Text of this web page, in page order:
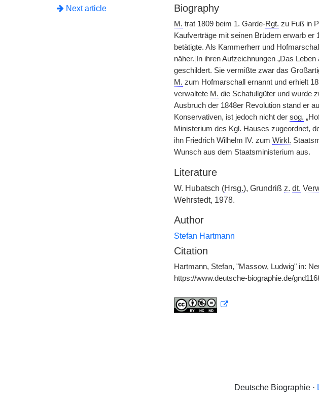
Next article
Biography
M. trat 1809 beim 1. Garde-Rgt. zu Fuß in
Kaufverträge mit seinen Brüdern erwarb
betätigte. Als Kammerherr und
näher.
In ihren Aufzeichnungen „Das Leben
geschildert. Sie vermißte zwar das
M. zum Hofmarschall ernannt und erhielt
verwaltete M. die Schatullgüter und wurde
Ausbruch der 1848er Revolution stand er
Konservativen, ist jedoch nicht der sog.
Ministerium des Kgl. Hauses zugeordnet,
ihn Friedrich Wilhelm IV. zum Wirkl.
Wunsch aus dem Staatsministerium aus.
Literature
W. Hubatsch (Hrsg.), Grundriß z. dt.
Wehrstedt, 1978.
Author
Stefan Hartmann
Citation
Hartmann, Stefan, "Massow, Ludwig" in:
https://www.deutsche-biographie.de/
Deutsche Biographie ·